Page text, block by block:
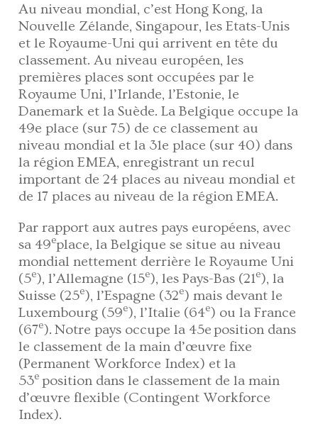
Au niveau mondial, c’est Hong Kong, la
Nouvelle Zélande, Singapour, les Etats-Unis
et le Royaume-Uni qui arrivent en tête du
classement. Au niveau européen, les
premières places sont occupées par le
Royaume Uni, l’Irlande, l’Estonie, le
Danemark et la Suède. La Belgique occupe la
49e place (sur 75) de ce classement au
niveau mondial et la 31e place (sur 40) dans
la région EMEA, enregistrant un recul
important de 24 places au niveau mondial et
de 17 places au niveau de la région EMEA.
Par rapport aux autres pays européens, avec
sa 49eplace, la Belgique se situe au niveau
mondial nettement derrière le Royaume Uni
(5e), l’Allemagne (15e), les Pays-Bas (21e), la
Suisse (25e), l’Espagne (32e) mais devant le
Luxembourg (59e), l’Italie (64e) ou la France
(67e).Notre pays occupe la 45e position dans
le classement de la main d’œuvre fixe
(Permanent Workforce Index) et la
53e position dans le classement de la main
d’œuvre flexible (Contingent Workforce
Index).